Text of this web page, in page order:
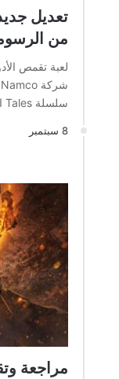
من
سلسلة Tales المعروفة، وقد استطاعت…
8 سبتمبر